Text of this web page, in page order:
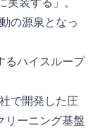
実装する」。
の源泉となっ
るハイスループ
で開発した圧
リーニング基盤